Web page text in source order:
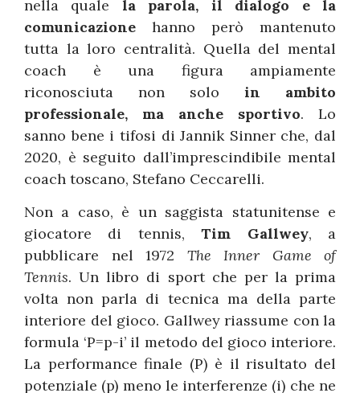
nella quale la parola, il dialogo e la
comunicazione hanno però mantenuto
tutta la loro centralità. Quella del mental
coach è una figura ampiamente
riconosciuta non solo in ambito
professionale, ma anche sportivo. Lo
sanno bene i tifosi di Jannik Sinner che, dal
2020, è seguito dall’imprescindibile mental
coach toscano, Stefano Ceccarelli.
Non a caso, è un saggista statunitense e
giocatore di tennis,Tim Gallwey, a
pubblicare nel 1972 The Inner Game of
Tennis. Un libro di sport che per la prima
volta non parla di tecnica ma della parte
interiore del gioco. Gallwey riassume con la
formula ‘P=p-i’ il metodo del gioco interiore.
La performance finale (P) è il risultato del
potenziale (p) meno le interferenze (i) che ne